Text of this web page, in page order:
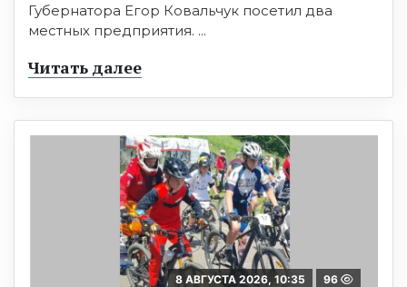
Губернатора Егор Ковальчук посетил два
местных предприятия. ...
Читать далее
8 АВГУСТА 2026, 10:35 96